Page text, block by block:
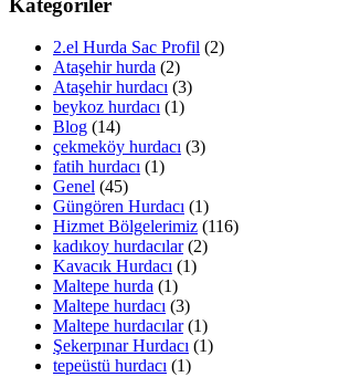
Kategoriler
2.el Hurda Sac Profil (2)
Ataşehir hurda (2)
Ataşehir hurdacı (3)
beykoz hurdacı (1)
Blog (14)
çekmeköy hurdacı (3)
fatih hurdacı (1)
Genel (45)
Güngören Hurdacı (1)
Hizmet Bölgelerimiz (116)
kadıkoy hurdacılar(2)
Kavacık Hurdacı (1)
Maltepe hurda (1)
Maltepe hurdacı (3)
Maltepe hurdacılar(1)
Şekerpınar Hurdacı (1)
tepeüstü hurdacı (1)